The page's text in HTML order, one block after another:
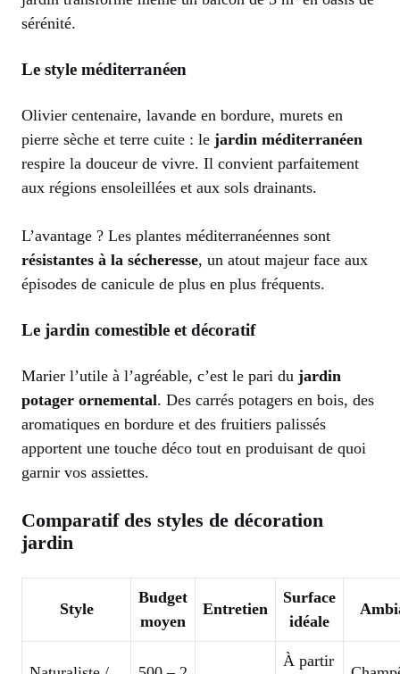
sérénité.
Le style méditerranéen
Olivier centenaire, lavande en bordure, murets en
pierre sèche et terre cuite : le jardin méditerranéen
respire la douceur de vivre. Il convient parfaitement
aux régions ensoleillées et aux sols drainants.
L’avantage ? Les plantes méditerranéennes sont
résistantes à la sécheresse, un atout majeur face aux
épisodes de canicule de plus en plus fréquents.
Le jardin comestible et décoratif
Marier l’utile à l’agréable, c’est le pari du jardin
potager ornemental. Des carrés potagers en bois, des
aromatiques en bordure et des fruitiers palissés
apportent une touche déco tout en produisant de quoi
garnir vos assiettes.
Comparatif des styles de décoration
jardin
Style
Budget
moyen
Entretien
Surface
idéale
À partir